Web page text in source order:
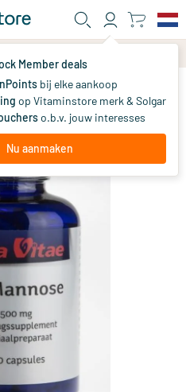
Member deals
bij elke aankoop
op Vitaminstore merk & Solgar
o.b.v. jouw interesses
Nu aanmaken
of email
vanaf